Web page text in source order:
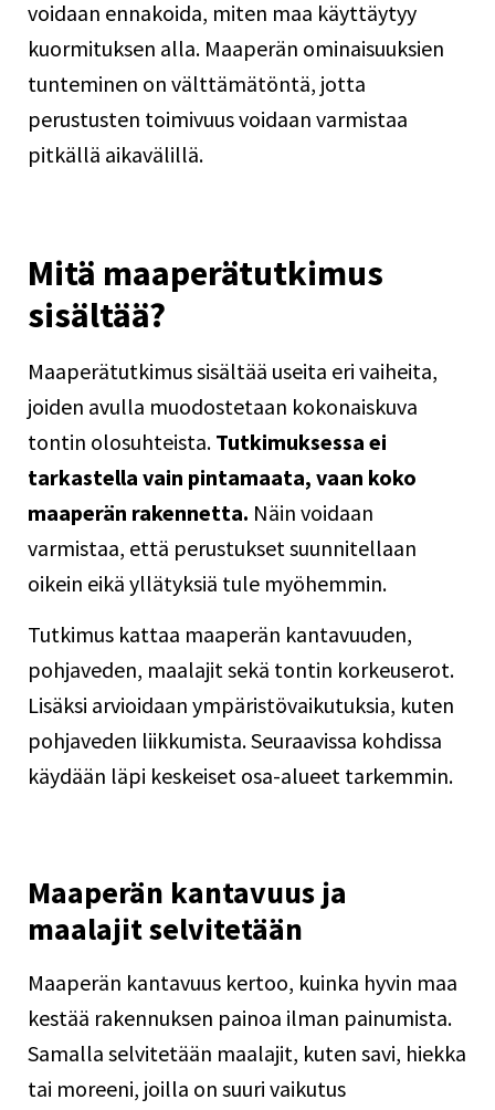
voidaan ennakoida, miten maa käyttäytyy
kuormituksen alla. Maaperän ominaisuuksien
tunteminen on välttämätöntä, jotta
perustusten toimivuus voidaan varmistaa
pitkällä aikavälillä.
Mitä maaperätutkimus
sisältää?
Maaperätutkimus sisältää useita eri vaiheita,
joiden avulla muodostetaan kokonaiskuva
tontin olosuhteista. Tutkimuksessa ei
tarkastella vain pintamaata, vaan koko
maaperän rakennetta. Näin voidaan
varmistaa, että perustukset suunnitellaan
oikein eikä yllätyksiä tule myöhemmin.
Tutkimus kattaa maaperän kantavuuden,
pohjaveden, maalajit sekä tontin korkeuserot.
Lisäksi arvioidaan ympäristövaikutuksia, kuten
pohjaveden liikkumista. Seuraavissa kohdissa
käydään läpi keskeiset osa-alueet tarkemmin.
Maaperän kantavuus ja
maalajit selvitetään
Maaperän kantavuus kertoo, kuinka hyvin maa
kestää rakennuksen painoa ilman painumista.
Samalla selvitetään maalajit, kuten savi, hiekka
tai moreeni, joilla on suuri vaikutus